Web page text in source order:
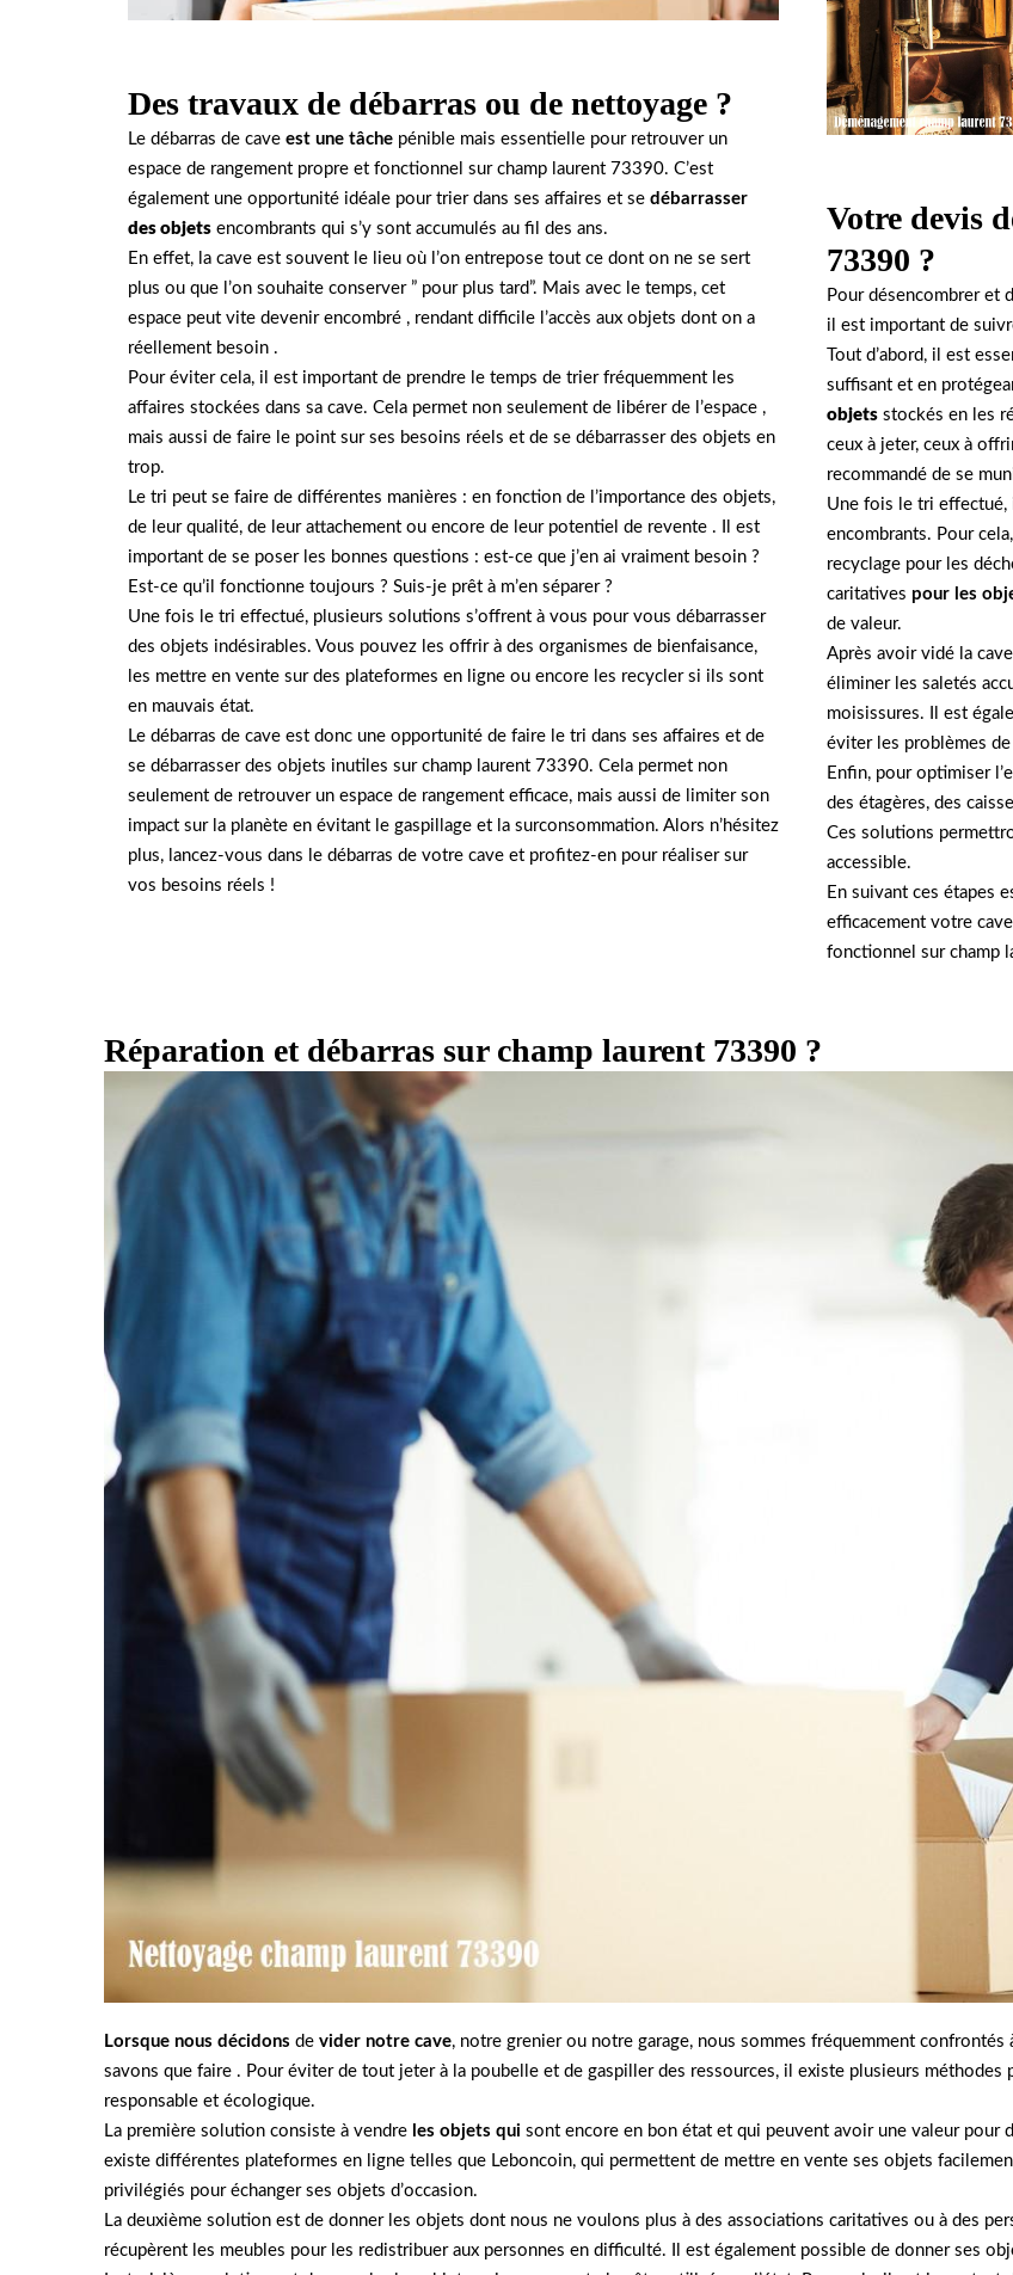
Des travaux de débarras ou de nettoyage ?
Le débarras de cave est une tâche pénible mais essentielle pour retrouver un
espace de rangement propre et fonctionnel sur champ laurent 73390. C’est
également une opportunité idéale pour trier dans ses affaires et se débarrasser
des objets encombrants qui s’y sont accumulés au fil des ans.
En effet, la cave est souvent le lieu où l’on entrepose tout ce dont on ne se sert
plus ou que l’on souhaite conserver ” pour plus tard”. Mais avec le temps, cet
espace peut vite devenir encombré , rendant difficile l’accès aux objets dont on a
réellement besoin .
Pour éviter cela, il est important de prendre le temps de trier fréquemment les
affaires stockées dans sa cave. Cela permet non seulement de libérer de l’espace ,
mais aussi de faire le point sur ses besoins réels et de se débarrasser des objets en
trop.
Le tri peut se faire de différentes manières : en fonction de l’importance des objets,
de leur qualité, de leur attachement ou encore de leur potentiel de revente . Il est
important de se poser les bonnes questions : est-ce que j’en ai vraiment besoin ?
Est-ce qu’il fonctionne toujours ? Suis-je prêt à m’en séparer ?
Une fois le tri effectué, plusieurs solutions s’offrent à vous pour vous débarrasser
des objets indésirables. Vous pouvez les offrir à des organismes de bienfaisance,
les mettre en vente sur des plateformes en ligne ou encore les recycler si ils sont
en mauvais état.
Le débarras de cave est donc une opportunité de faire le tri dans ses affaires et de
se débarrasser des objets inutiles sur champ laurent 73390. Cela permet non
seulement de retrouver un espace de rangement efficace, mais aussi de limiter son
impact sur la planète en évitant le gaspillage et la surconsommation. Alors n’hésitez
plus, lancez-vous dans le débarras de votre cave et profitez-en pour réaliser sur
vos besoins réels !
Votre devis
73390 ?
Pour désencombrer et
il est important de
Tout d’abord, il est
suffisant et en
objets stockés en les
ceux à jeter, ceux à
recommandé de se
Une fois le tri effectué,
encombrants. Pour
recyclage pour les
caritatives pour les
de valeur.
Après avoir vidé la
éliminer les saletés
moisissures. Il est
éviter les problèmes
Enfin, pour optimiser
des étagères, des
Ces solutions
accessible.
En suivant ces étapes
efficacement votre
fonctionnel sur champ
Réparation et débarras sur champ laurent 73390 ?
Lorsque nous décidons de vider notre cave, notre grenier ou notre garage, nous sommes fréquemment confrontés
savons que faire . Pour éviter de tout jeter à la poubelle et de gaspiller des ressources, il existe plusieurs méthodes
responsable et écologique.
La première solution consiste à vendre les objets qui sont encore en bon état et qui peuvent avoir une valeur pour
existe différentes plateformes en ligne telles que Leboncoin, qui permettent de mettre en vente ses objets
privilégiés pour échanger ses objets d’occasion.
La deuxième solution est de donner les objets dont nous ne voulons plus à des associations caritatives ou à des
récupèrent les meubles pour les redistribuer aux personnes en difficulté. Il est également possible de donner ses